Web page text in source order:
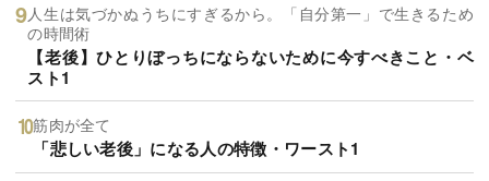
人生は気づかぬうちにすぎるから。「自分第一」で生きるため
の時間術
【老後】ひとりぼっちにならないために今すべきこと・ベ
スト1
筋肉が全て
「悲しい老後」になる人の特徴・ワースト1